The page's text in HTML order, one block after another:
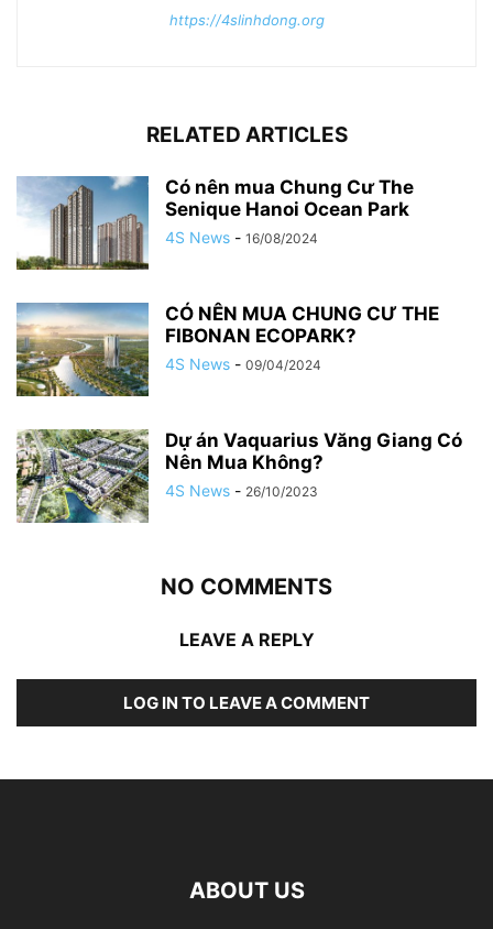
https://4slinhdong.org
RELATED ARTICLES
Có nên mua Chung Cư The
Senique Hanoi Ocean Park
4S News - 16/08/2024
CÓ NÊN MUA CHUNG CƯ THE
FIBONAN ECOPARK?
4S News - 09/04/2024
Dự án Vaquarius Văng Giang Có
Nên Mua Không?
4S News - 26/10/2023
NO COMMENTS
LEAVE A REPLY
LOG IN TO LEAVE A COMMENT
ABOUT US